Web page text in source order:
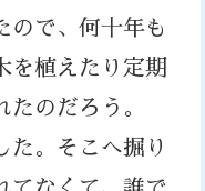
ので、何十年も
を植えたり定期
のだろう。
。そこへ掘り